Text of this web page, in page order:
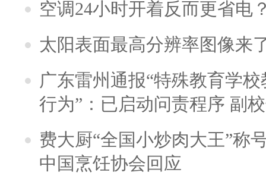
空调24小时开着反而更省电
太阳表面最高分辨率图像来
广东雷州通报“特殊教育学
行为”：已启动问责程序 副
费大厨“全国小炒肉大王”称
中国烹饪协会回应